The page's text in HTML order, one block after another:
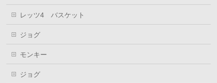
レッツ4 バスケット
ジョグ
モンキー
ジョグ